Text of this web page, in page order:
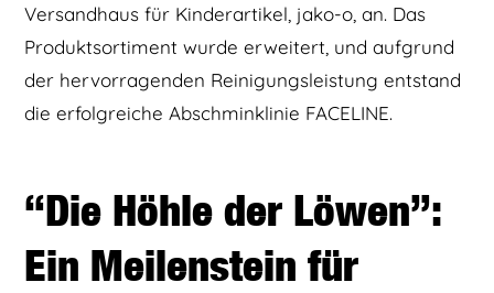
Versandhaus für Kinderartikel, jako-o, an. Das
Produktsortiment wurde erweitert, und aufgrund
der hervorragenden Reinigungsleistung entstand
die erfolgreiche Abschminklinie FACELINE.
“Die Höhle der Löwen”:
Ein Meilenstein für